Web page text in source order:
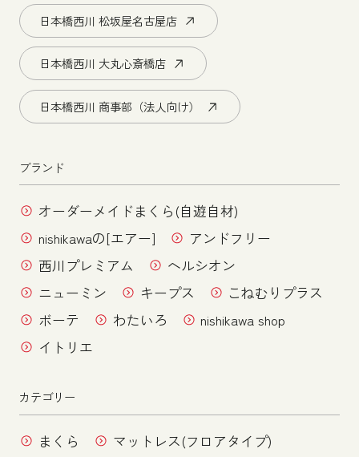
日本橋西川 松坂屋名古屋店
日本橋西川 大丸心斎橋店
日本橋西川 商事部（法人向け）
ブランド
オーダーメイドまくら(自遊自材)
nishikawaの[エアー]
アンドフリー
西川プレミアム
ヘルシオン
ニューミン
キープス
こねむりプラス
ボーテ
わたいろ
nishikawa shop
イトリエ
カテゴリー
まくら
マットレス(フロアタイプ)